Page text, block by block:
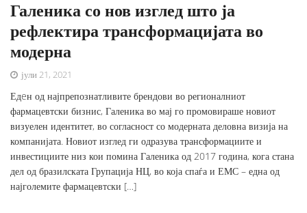
Галеника со нов изглед што ја
рефлектира трансформацијата во
модерна
јули 21, 2021
Едeн од најпрепознатливите брендови во регионалниот
фармацевтски бизнис, Галеника во мај го промовираше новиот
визуелен идентитет, во согласност со модерната деловна визија на
компанијата. Новиот изглед ги одразува трансформациите и
инвестициите низ кои помина Галеника од 2017 година, кога стана
дел од бразилската Групација НЦ, во која спаѓа и ЕМС – една од
најголемите фармацевтски […]